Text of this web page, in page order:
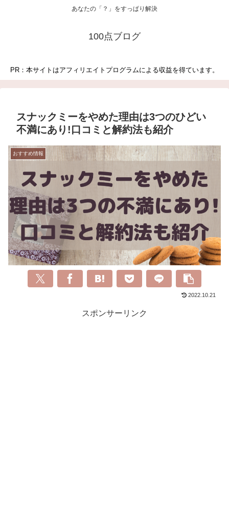
あなたの「？」をすっぱり解決
100点ブログ
PR：本サイトはアフィリエイトプログラムによる収益を得ています。
スナックミーをやめた理由は3つのひどい
不満にあり!口コミと解約法も紹介
おすすめ情報
2022.10.21
スポンサーリンク